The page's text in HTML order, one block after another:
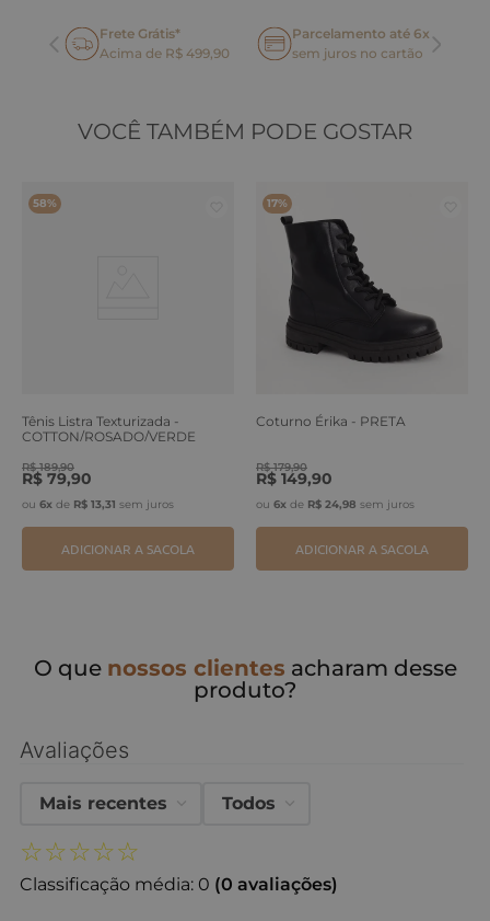
Frete Grátis*
Acima de R$ 499,90
Parcelamento até 6x
sem juros no cartão
VOCÊ TAMBÉM PODE GOSTAR
58%
Tênis Listra Texturizada -
COTTON/ROSADO/VERDE
R$ 189,90
R$ 79,90
ou 6x de R$ 13,31 sem juros
ADICIONAR A SACOLA
17%
Coturno Érika - PRETA
R$ 179,90
R$ 149,90
ou 6x de R$ 24,98 sem juros
ADICIONAR A SACOLA
O que nossos clientes acharam desse
produto?
Avaliações
☆☆☆☆☆
Classificação média: 0 (0 avaliações)
Mais recentes Todos